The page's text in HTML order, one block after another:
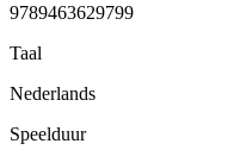
9789463629799
Taal
Nederlands
Speelduur